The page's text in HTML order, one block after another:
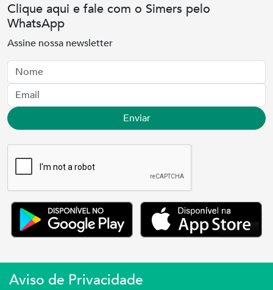
Aviso de Privacidade
Clique aqui e fale com o Simers pelo
WhatsApp
Assine nossa newsletter
Nome
Email
Enviar